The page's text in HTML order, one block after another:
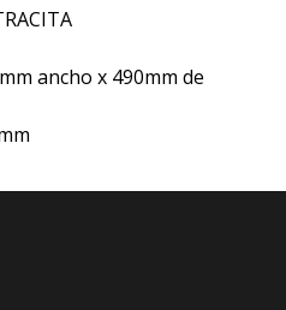
ancho x 490mm de